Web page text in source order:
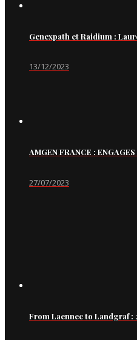
Genexpath et Raidium :
13/12/2023
AMGEN FRANCE :
27/07/2023
From Laennec to Landgraf